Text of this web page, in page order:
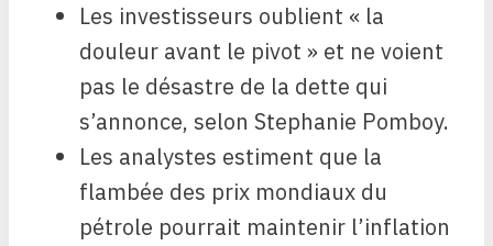
Les investisseurs oublient « la
douleur avant le pivot » et ne voient
pas le désastre de la dette qui
s’annonce, selon Stephanie Pomboy.
Les analystes estiment que la
flambée des prix mondiaux du
pétrole pourrait maintenir l’inflation